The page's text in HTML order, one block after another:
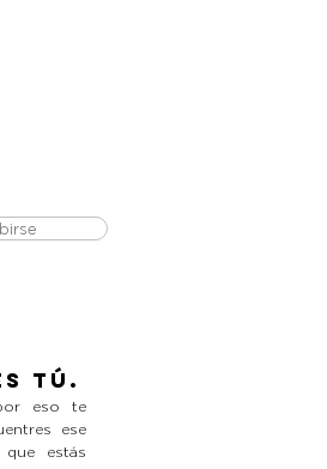
tú.
eso te
ese
estás